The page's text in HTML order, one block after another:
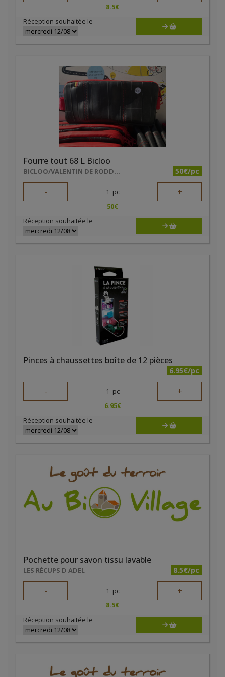
8.5€
Réception souhaitée le
Fourre tout 68 L Bicloo
BICLOO/VALENTIN DE RODDER 50€/pc
- 1 pc +
50€
Réception souhaitée le
Pinces à chaussettes boîte de 12 pièces
6.95€/pc
- 1 pc +
6.95€
Réception souhaitée le
Pochette pour savon tissu lavable
LES RÉCUPS D ADEL 8.5€/pc
- 1 pc +
8.5€
Réception souhaitée le